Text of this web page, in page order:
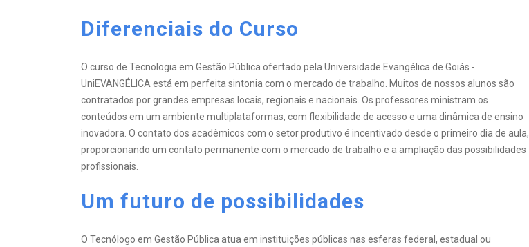
Diferenciais do Curso
O curso de Tecnologia em Gestão Pública ofertado pela Universidade Evangélica de Goiás -
UniEVANGÉLICA está em perfeita sintonia com o mercado de trabalho. Muitos de nossos alunos são
contratados por grandes empresas locais, regionais e nacionais. Os professores ministram os
conteúdos em um ambiente multiplataformas, com flexibilidade de acesso e uma dinâmica de ensino
inovadora. O contato dos acadêmicos com o setor produtivo é incentivado desde o primeiro dia de aula,
proporcionando um contato permanente com o mercado de trabalho e a ampliação das possibilidades
profissionais.
Um futuro de possibilidades
O Tecnólogo em Gestão Pública atua em instituições públicas nas esferas federal, estadual ou